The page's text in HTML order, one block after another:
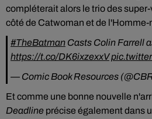
compléterait alors le trio des
côté de Catwoman et de l'Homme-
#TheBatman Casts Colin Farrell
https://t.co/DK6ixzexxV
— Comic Book Resources
Et comme une bonne nouvelle
Deadline précise également dans